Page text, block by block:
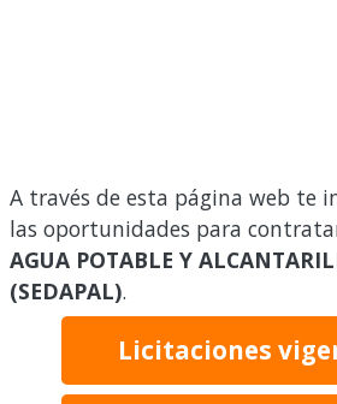
A través de esta página web te
las oportunidades para
AGUA POTABLE Y
(SEDAPAL).
Licitaciones